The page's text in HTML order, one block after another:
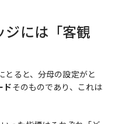
ジには「客観
とると、分母の設定がと
ドそのものであり、これは